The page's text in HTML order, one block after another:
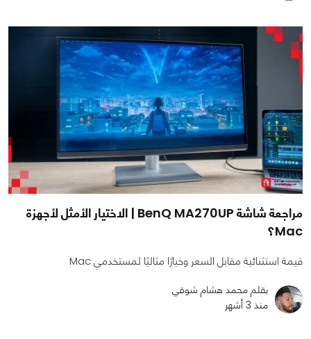
مراجعة شاشة BenQ MA270UP | الاختيار الأمثل لأجهزة
Mac؟
قيمة استثنائية مقابل السعر وخيارًا مثاليًا لمستخدمي Mac
بقلم محمد هشام شوقي
منذ 3 أشهر